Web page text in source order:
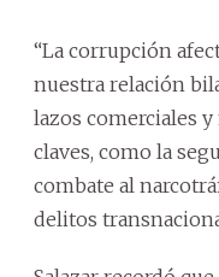
“La corrupción
nuestra relación
lazos comerciales
claves, como la
combate al
delitos